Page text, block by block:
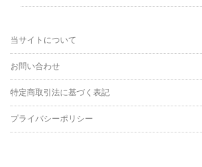
当サイトについて
お問い合わせ
特定商取引法に基づく表記
プライバシーポリシー